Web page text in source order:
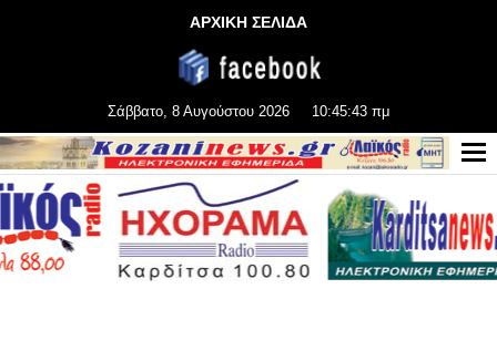
ΑΡΧΙΚΗ ΣΕΛΙΔΑ
Σάββατο, 8 Αυγούστου 2026 10:45:44 πμ